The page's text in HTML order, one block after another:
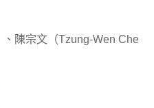
陳宗文（Tzung-Wen Che